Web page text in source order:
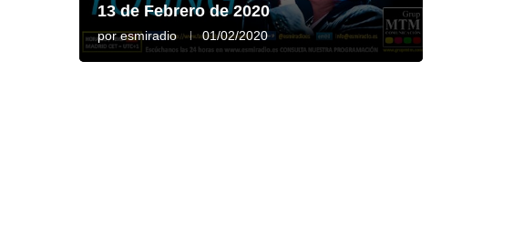
13 de Febrero de 2020
poresmiradio 01/02/2020